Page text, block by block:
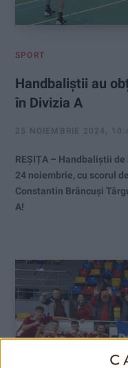
SPORT
Handbaliștii au
în Divizia A
25 NOIEMBRIE 2024,
REȘIȚA – Handbaliștii
24 noiembrie, cu scorul
Constantin Brâncuși
A!